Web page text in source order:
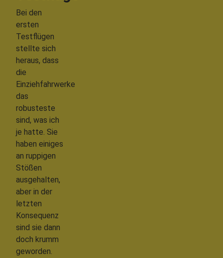
Bei den
ersten
Testflügen
stellte sich
heraus, dass
die
Einziehfahrwerke
das
robusteste
sind, was ich
je hatte. Sie
haben einiges
an ruppigen
Stößen
ausgehalten,
aber in der
letzten
Konsequenz
sind sie dann
doch krumm
geworden.